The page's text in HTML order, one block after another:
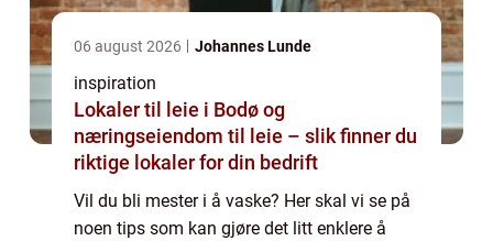
06 august 2026 Johannes Lunde
inspiration
Lokaler til leie i Bodø og
næringseiendom til leie – slik finner du
riktige lokaler for din bedrift
Vil du bli mester i å vaske? Her skal vi se på
noen tips som kan gjøre det litt enklere å